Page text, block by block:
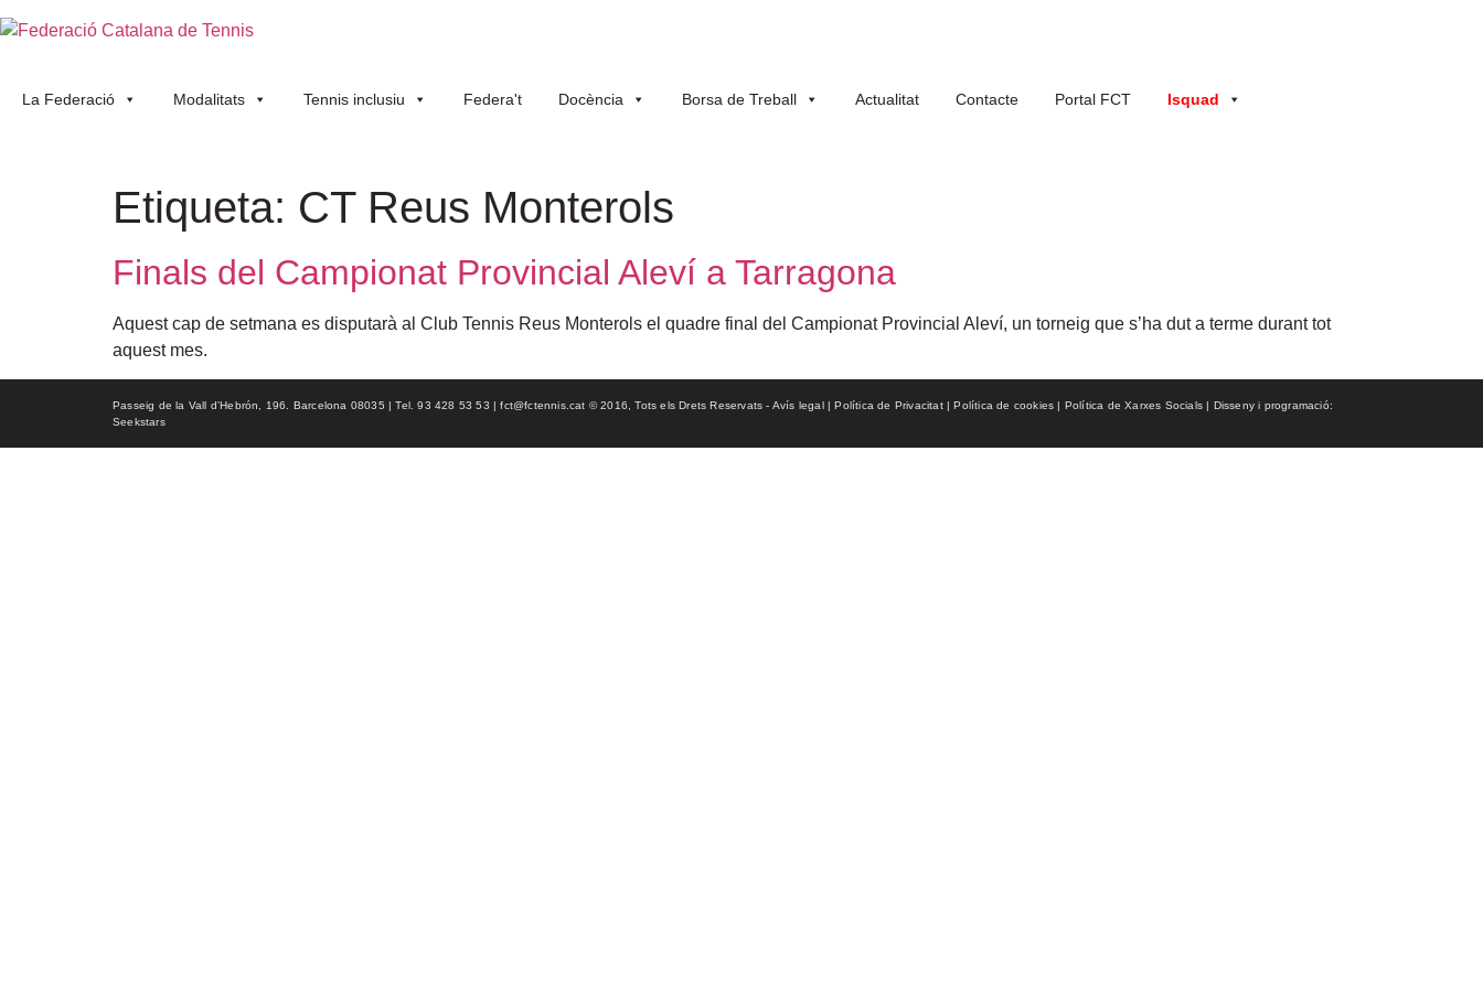
La Federació Modalitats Tennis inclusiu Federa't Docència Borsa de Treball Actualitat Contacte Portal FCT Isquad
Etiqueta: CT Reus Monterols
Finals del Campionat Provincial Aleví a Tarragona
Aquest cap de setmana es disputarà al Club Tennis Reus Monterols el quadre final del Campionat Provincial Aleví, un torneig que s’ha dut a terme durant tot
aquest mes.
Passeig de la Vall d'Hebrón, 196. Barcelona 08035 | Tel. 93 428 53 53 | fct@fctennis.cat © 2016, Tots els Drets Reservats - Avís legal | Política de Privacitat | Política de cookies | Política de Xarxes Socials | Disseny i programació:
Seekstars